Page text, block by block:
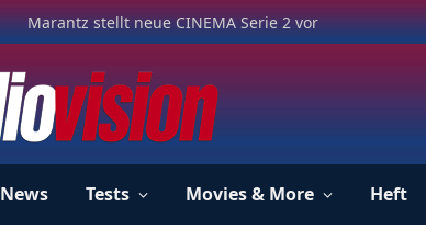
Marantz stellt neue CINEMA Serie 2 vor
News Tests Movies & More Heft